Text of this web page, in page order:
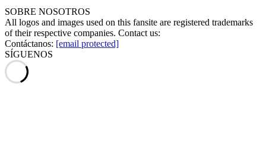
SOBRE NOSOTROS
All logos and images used on this fansite are registered trademarks
of their respective companies. Contact us:
Contáctanos: [email protected]
SÍGUENOS